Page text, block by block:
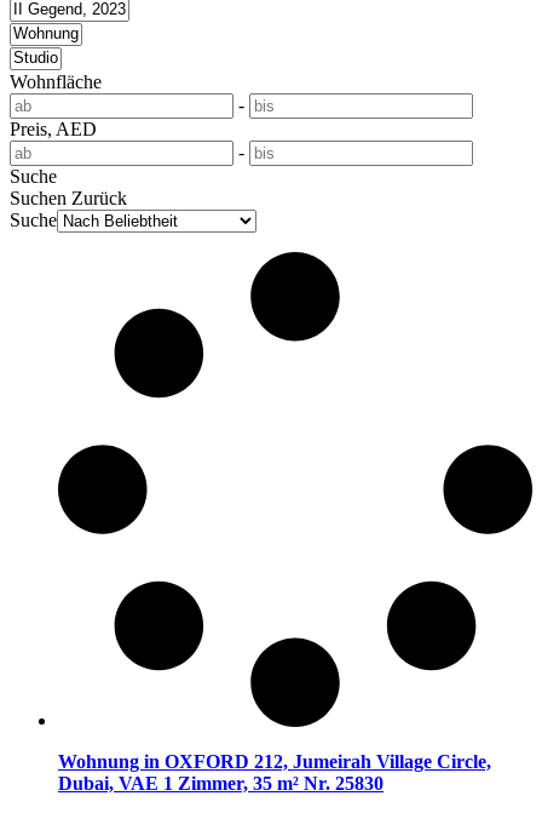
Wohnfläche
-
Preis, AED
-
Suche
Suchen Zurück
Suche
Wohnung in OXFORD 212, Jumeirah Village Circle,
Dubai, VAE 1 Zimmer, 35 m² Nr. 25830